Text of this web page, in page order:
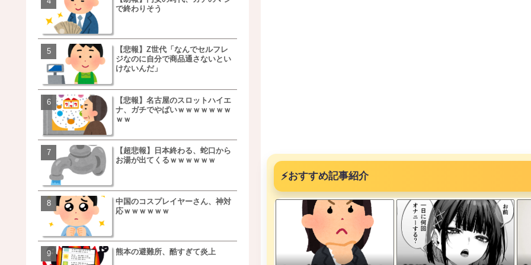
⚡おすすめ記事紹介
で終わりそう
【悲報】Z世代「なんでセルフレ
ジなのに自分で商品通さないとい
けないんだ」
【悲報】名古屋のスロットハイエ
ナ、ガチでやばいｗｗｗｗｗｗｗ
ｗｗ
【超悲報】日本終わる、蛇口から
お湯が出てくるｗｗｗｗｗｗ
中国のコスプレイヤーさん、神対
応ｗｗｗｗｗｗ
熊本の避難所、酷すぎて炎上
【朗報】NOギルティ炭酸、登場
ｗｗｗｗｗｗｗｗｗｗｗｗ
【画像】例の梨を5000個失った農
家さん、少し流れが変わってくる
【悲報】日本、ついに駅そばの値
段が限界突破ｗｗｗｗｗｗｗｗｗ
【悲報】すき家、炎上ｗｗｗｗｗ
【画像】三百円でできる豪遊、レ
ベチｗｗｗｗｗｗｗｗｗｗｗｗｗ